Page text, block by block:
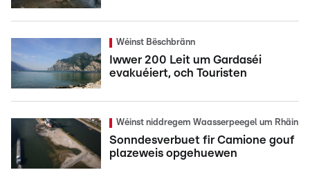
Wéinst Bëschbränn
Iwwer 200 Leit um Gardaséi
evakuéiert, och Touristen
Wéinst niddregem Waasserpeegel um Rhäin
Sonndesverbuet fir Camione gouf
plazeweis opgehuewen